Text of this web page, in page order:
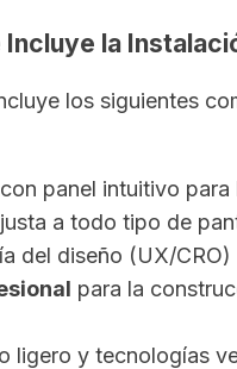
la
los siguientes
panel intuitivo
a todo tipo de
del diseño (UX/
para la
ligero y tecnologías